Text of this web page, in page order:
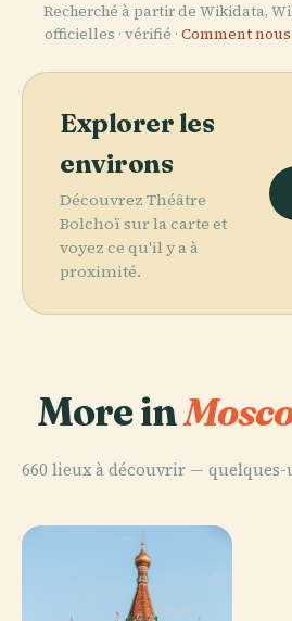
Recherché à partir de Wikidata,
officielles · vérifié · Comment
Explorer les
environs
Découvrez Théâtre
Bolchoï sur la carte et
voyez ce qu'il y a à
proximité.
More in
660 lieux à découvrir — quelques-